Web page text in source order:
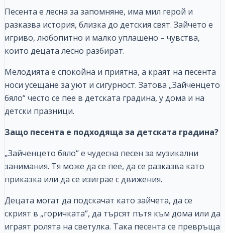
Песента е лесна за запомняне, има мил герой и
разказва история, близка до детския свят. Зайчето е
игриво, любопитно и малко уплашено – чувства,
които децата лесно разбират.
Мелодията е спокойна и приятна, а краят на песента
носи усещане за уют и сигурност. Затова „Зайченцето
бяло“ често се пее в детската градина, у дома и на
детски празници.
Защо песента е подходяща за детската градина?
„Зайченцето бяло“ е чудесна песен за музикални
занимания. Тя може да се пее, да се разказва като
приказка или да се изиграе с движения.
Децата могат да подскачат като зайчета, да се
скрият в „горичката“, да търсят пътя към дома или да
играят ролята на светулка. Така песента се превръща